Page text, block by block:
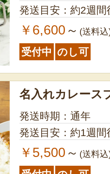
発送目安：約2週間
￥6,600 ～ (送料
受付中 のし可
名入れカレース
発送時期：通年
発送目安：約1週間
￥5,500 ～ (送料